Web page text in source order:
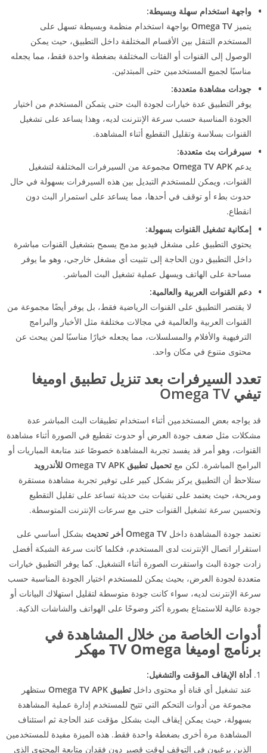
واجهة استخدام سهلة وبسيطة:
يتميز Omega TV بواجهة استخدام منظمة وبسيطة تسهل على
المستخدم التنقل بين الأقسام المختلفة داخل التطبيق، حيث يمكن
الوصول إلى القنوات أو الفئات المختلفة بضغطة واحدة فقط، مما يجعله
مناسبًا لجميع المستخدمين حتى المبتدئين.
جودات مشاهدة متعددة:
يوفر التطبيق عدة خيارات لجودة البث حتى يتمكن المستخدم من اختيار
الجودة المناسبة حسب سرعة الإنترنت لديه، وهذا يساعد على تشغيل
القنوات بسلاسة وتقليل التقطيع أثناء المشاهدة.
سيرفرات بث متعددة:
يدعم Omega TV APK مجموعة من السيرفرات المختلفة لتشغيل
القنوات، ويمكن للمستخدم التبديل بين هذه السيرفرات بسهولة في حال
حدوث بطء أو توقف في أحدها، مما يساعد على استمرار البث دون
انقطاع.
إمكانية تشغيل القنوات بسهولة:
يحتوي التطبيق على مشغل فيديو مدمج يسمح بتشغيل القنوات مباشرة
داخل التطبيق دون الحاجة إلى تثبيت أي مشغل خارجي، وهو ما يوفر
مساحة على الهاتف ويسهل عملية تشغيل البث المباشر.
دعم القنوات العربية والعالمية:
لا يقتصر التطبيق على القنوات الرياضية فقط، بل يوفر أيضًا مجموعة من
القنوات العربية والعالمية في مجالات مختلفة مثل الأخبار والبرامج
الترفيهية والأفلام والمسلسلات، مما يجعله خيارًا مناسبًا لمن يبحث عن
محتوى متنوع في مكان واحد.
تعدد السيرفرات بعد تنزيل تطبيق اوميغا
تيفي Omega TV
قد يواجه بعض المستخدمين أثناء استخدام تطبيقات البث المباشر عدة
مشكلات مثل ضعف جودة العرض أو حدوث تقطيع في الصورة أثناء مشاهدة
القنوات، وهو أمر قد يفسد تجربة المشاهدة خصوصًا عند متابعة المباريات أو
البرامج المباشرة. لكن مع تحميل تطبيق Omega TV APK للأندرويد
ستلاحظ أن التطبيق يركز بشكل كبير على توفير تجربة مشاهدة مستقرة
ومريحة، حيث يعتمد على تقنيات بث حديثة تساعد على تقليل التقطيع
وتحسين سرعة تشغيل القنوات حتى مع سرعات الإنترنت المتوسطة.
تعتمد جودة المشاهدة داخل Omega TV أخر تحديث
بشكل أساسي على
استقرار اتصال الإنترنت لدى المستخدم، فكلما كانت سرعة الشبكة أفضل
زادت جودة البث واستقرت الصورة أثناء التشغيل. كما يوفر التطبيق خيارات
متعددة لجودة العرض، بحيث يمكن للمستخدم اختيار الجودة المناسبة حسب
سرعة الإنترنت لديه، سواء كانت جودة متوسطة لتقليل استهلاك البيانات أو
جودة عالية للاستمتاع بصورة أكثر وضوحًا على الهواتف والشاشات الذكية.
أدوات الخاصة من خلال المشاهدة في
برنامج اوميغا TV Omega مهكر
أداة الإيقاف المؤقت والتشغيل:
عند تشغيل أي قناة أو محتوى داخل تطبيق Omega TV APK
ستظهر
مجموعة من أدوات التحكم التي تتيح للمستخدم إدارة عملية المشاهدة
بسهولة، حيث يمكن إيقاف البث بشكل مؤقت عند الحاجة ثم استئناف
المشاهدة مرة أخرى بضغطة واحدة فقط. هذه الميزة مفيدة للمستخدمين
الذين يرغبون في التوقف لوقت قصير دون فقدان متابعة المحتوى الذي